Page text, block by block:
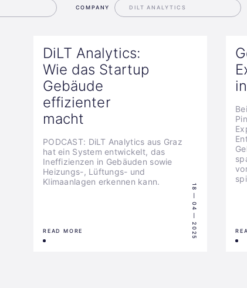
COMPANY
DiLT Analytics:
Wie das Startup
Gebäude
effizienter
macht
PODCAST: DiLT Analytics aus Graz
hat ein System entwickelt, das
Ineffizienzen in Gebäuden sowie
Heizungs-, Lüftungs- und
Klimaanlagen erkennen kann.
READ MORE 18 — 04 — 2025